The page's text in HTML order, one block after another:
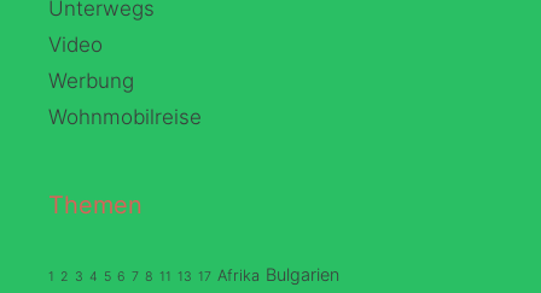
Unterwegs
Video
Werbung
Wohnmobilreise
Themen
1 2 3 4 5 6 7 8 11 13 17 Afrika Bulgarien